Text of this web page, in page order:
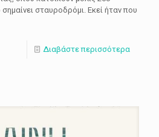
σταυροδρόμι. Εκεί ήταν που
Διαβάστε περισσότερα